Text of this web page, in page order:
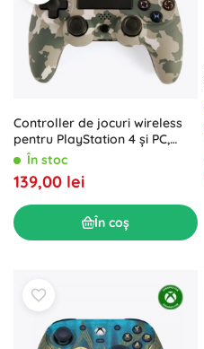
Controller de jocuri wireless
pentru PlayStation 4 și PC,
design camuflaj
În stoc
139,00 lei
În coș